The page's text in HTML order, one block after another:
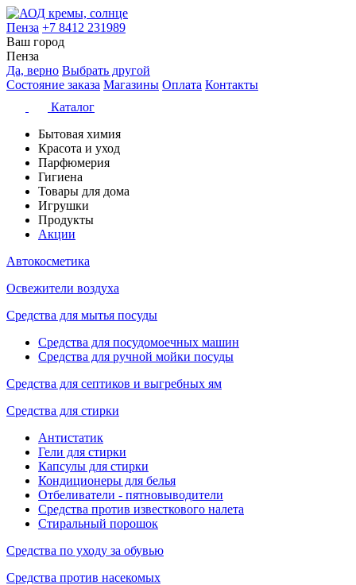
Пенза +7 8412 231989
Ваш город
Пенза
Да, верно Выбрать другой
Состояние заказа Магазины Оплата Контакты
Каталог
Бытовая химия
Красота и уход
Парфюмерия
Гигиена
Товары для дома
Игрушки
Продукты
Акции
Автокосметика
Освежители воздуха
Средства для мытья посуды
Средства для посудомоечных машин
Средства для ручной мойки посуды
Средства для септиков и выгребных ям
Средства для стирки
Антистатик
Гели для стирки
Капсулы для стирки
Кондиционеры для белья
Отбеливатели - пятновыводители
Средства против известкового налета
Стиральный порошок
Средства по уходу за обувью
Средства против насекомых